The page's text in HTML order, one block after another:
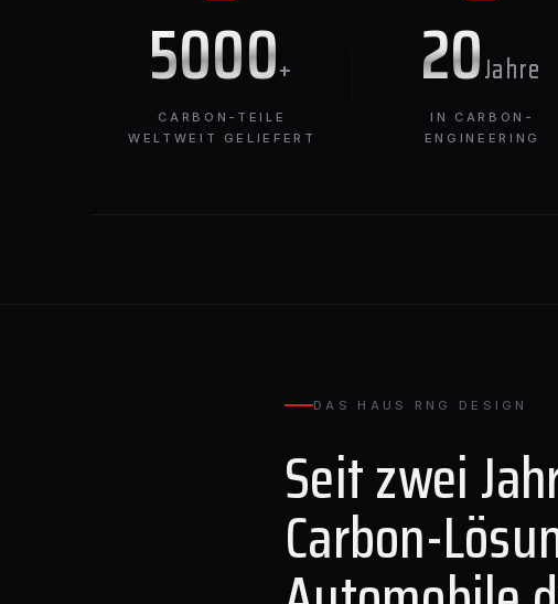
5000+
CARBON-TEILE
WELTWEIT GELIEFERT
20Jahre
IN CARBON-
ENGINEERING
DAS HAUS RNG DESIGN
Seit zwei
Carbon-